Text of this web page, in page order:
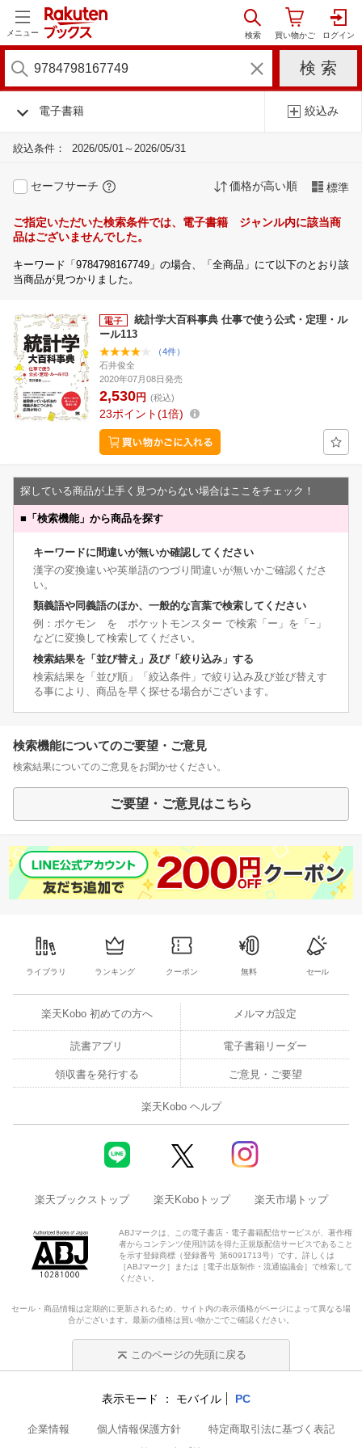
メニュー
電子書籍 絞込み
絞込条件： 2026/05/01～2026/05/31
セーフサーチ 価格が高い順 標準
ご指定いただいた検索条件では、電子書籍 ジャンル内に該当商
品はございませんでした。
キーワード「9784798167749」の場合、「全商品」にて以下のとおり該
当商品が見つかりました。
統計学大百科事典 仕事で使う公式・定理・ル
ール113
（4件）
石井俊全
2020年07月08日発売
2,530円 (税込)
23ポイント 1倍
探している商品が上手く見つからない場合はここをチェック！
■ 「検索機能」から商品を探す
キーワードに間違いが無いか確認してください
漢字の変換違いや英単語のつづり間違いが無いかご確認くださ
い。
類義語や同義語のほか、一般的な言葉で検索してください
例：ポケモン を ポケットモンスター で検索「ー」を「−」
などに変換して検索してください。
検索結果を「並び替え」及び「絞り込み」する
検索結果を「並び順」「絞込条件」で絞り込み及び並び替えす
る事により、商品を早く探せる場合がございます。
検索機能についてのご要望・ご意見
検索結果についてのご意見をお聞かせください。
ご要望・ご意見はこちら
ライブラリ ランキング クーポン 無料 セール
楽天Kobo 初めての方へ メルマガ設定
読書アプリ 電子書籍リーダー
領収書を発行する ご意見・ご要望
楽天Kobo ヘルプ
楽天ブックストップ 楽天Koboトップ 楽天市場トップ
ABJマークは、この電子書店・電子書籍配信サービスが、著作権
者からコンテンツ使用許諾を得た正規版配信サービスであること
を示す登録商標（登録番号 第6091713号）です。詳しくは
［ABJマーク］または［電子出版制作・流通協議会］で検索して
ください。
セール・商品情報は定期的に更新されるため、サイト内の表示価格がページによって異なる場
合がございます。最新の価格は買い物かごでご確認ください。
このページの先頭に戻る
表示モード モバイル PC
企業情報 個人情報保護方針
特定商取引法に基づく表記